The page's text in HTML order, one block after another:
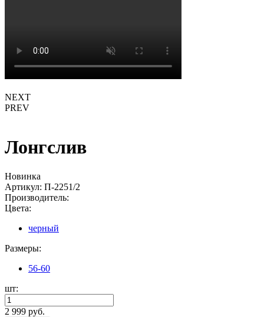
NEXT
PREV
Лонгслив
Новинка
Артикул: П-2251/2
Производитель:
Цвета:
черный
Размеры:
56-60
шт:
2 999 руб.